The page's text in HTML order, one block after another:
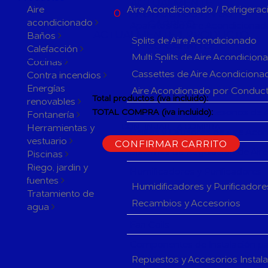
Aire
acondicionado
Baños
Calefacción
Cocinas
Contra incendios
Energías
renovables
Fontanería
Herramientas y
vestuario
Piscinas
Riego, jardin y
fuentes
Tratamiento de
agua
Aire Acondicionado /
Splits de Aire Acondicionado
Multi Splits de Aire
Cassettes de Aire
Aire Acondionado por
Herramientas y accesorios de
Sistemas de Regulación de
Humidificadores y
Recambios y Accesorios
Repuestos y Accesorios
0 PRODUCTOS EN SU
ACTUALMENTE 1 PRODUCTO
EN SU CARRITO.
Total productos (iva incluido):
TOTAL COMPRA (iva incluido):
CONFIRMAR CARRITO